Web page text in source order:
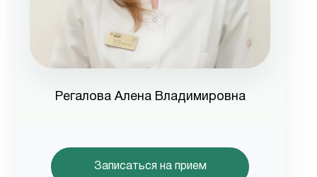
Регалова Алена Владимировна
Записаться на прием